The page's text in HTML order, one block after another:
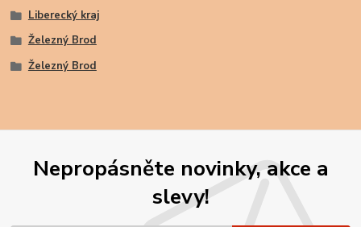
Liberecký kraj
Železný Brod
Železný Brod
Nepropásněte novinky, akce a
slevy!